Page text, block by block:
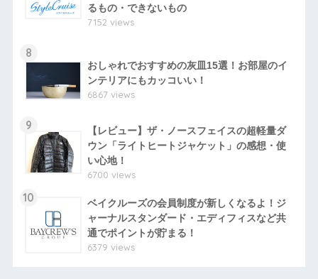
るもの・できないもの
7152 views
8
おしゃれでおすすめの灰皿15選！お部屋のイ
ンテリアにもカッコいい！
6867 views
9
【レビュー】ザ・ノースフェイスの超軽量ダ
ウン「ライトヒートジャケット」の感想・使
い心地！
6700 views
10
ベイクルーズの会員制度が新しくなるよ！ジ
ャーナルスタンダード・エディフィスなど共
通でポイントが貯まる！
6379 views